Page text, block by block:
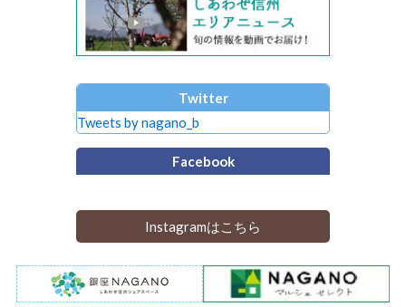
Twitter
Tweets by nagano_b
Facebook
Instagramはこちら